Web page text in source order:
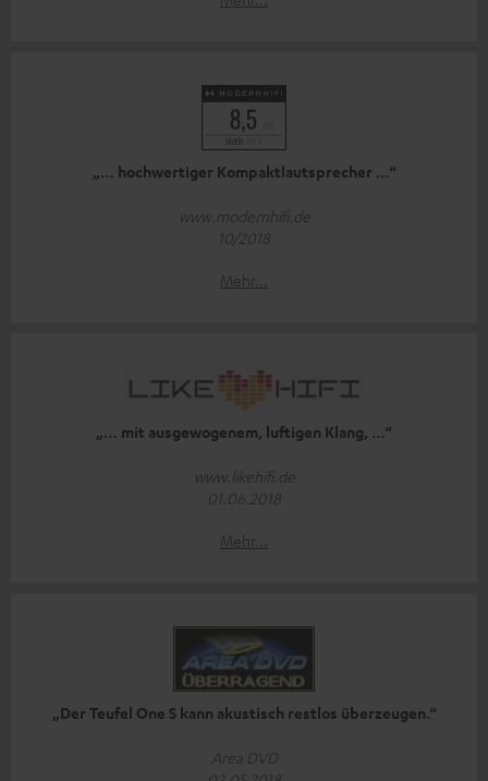
„… hochwertiger Kompaktlautsprecher …“
www.modernhifi.de
10/2018
Mehr...
„… mit ausgewogenem, luftigen Klang, …“
www.likehifi.de
01.06.2018
Mehr...
„Der Teufel One S kann akustisch restlos überzeugen.“
Area DVD